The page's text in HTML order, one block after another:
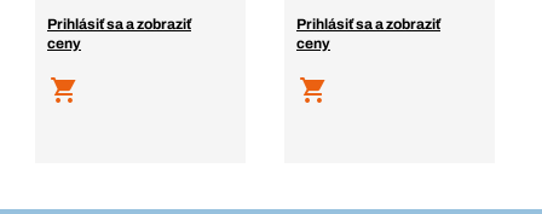
Prihlásiť sa a zobraziť
ceny
Prihlásiť sa a zobraziť
ceny